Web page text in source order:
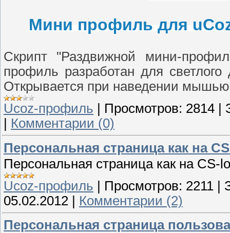
Мини профиль для
Скрипт "Раздвижной мини-
профиль разработан для
Открывается при наведении
Ucoz-профиль
Просмотров: 2814
Комментарии (0)
Персональная страница как на
Персональная страница как на CS-
Ucoz-профиль | Просмотров: 2211 |
05.02.2012 | Комментарии (2)
Персональная страница